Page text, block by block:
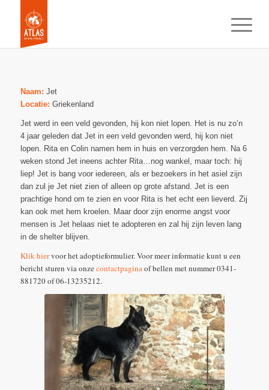
Naam: Jet
Locatie: Griekenland
Jet werd in een veld gevonden, hij kon niet lopen. Het is nu zo’n
4 jaar geleden dat Jet in een veld gevonden werd, hij kon niet
lopen. Rita en Colin namen hem in huis en verzorgden hem. Na 6
weken stond Jet ineens achter Rita…nog wankel, maar toch: hij
liep! Jet is bang voor iedereen, als er bezoekers in het asiel zijn
dan zul je Jet niet zien of alleen op grote afstand. Jet is een
prachtige hond om te zien en voor Rita is het echt een lieverd. Zij
kan ook met hem kroelen. Maar door zijn enorme angst voor
mensen is Jet helaas niet te adopteren en zal hij zijn leven lang
in de shelter blijven.
Klik hiervoor het adoptieformulier. Voor meer informatie kunt u een
bericht sturen via onzecontactpaginaof bellen met nummer 0341-
881720 of 06-13235212.